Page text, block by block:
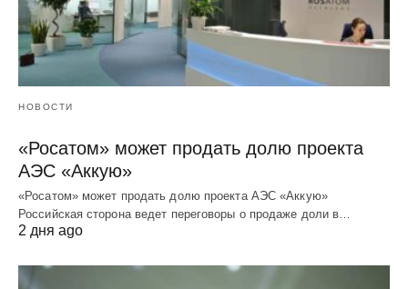
НОВОСТИ
«Росатом» может продать долю проекта
АЭС «Аккую»
«Росатом» может продать долю проекта АЭС «Аккую»
Российская сторона ведет переговоры о продаже доли в…
2 дня ago